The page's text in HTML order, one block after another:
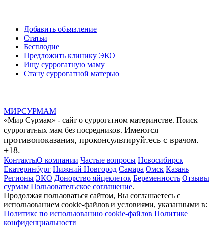
Добавить объявление
Статьи
Бесплодие
Предложить клинику ЭКО
Ищу суррогатную маму
Стану суррогатной матерью
МИРСУРМАМ
«Мир Сурмам» - сайт о суррогатном материнстве. Поиск
суррогатных мам без посредников. Имеются
противопоказания, проконсультируйтесь с врачом.
+18.
КонтактыО компании Частые вопросы Новосибирск
Екатеринбург Нижний Новгород Самара Омск Казань
Регионы ЭКО Донорство яйцеклеток Беременность Отзывы
сурмам Пользовательское соглашение.
Продолжая пользоваться сайтом, Вы соглашаетесь с
использованием cookie-файлов и условиями, указанными в:
Политике по использованию cookie-файлов Политике
конфиденциальности